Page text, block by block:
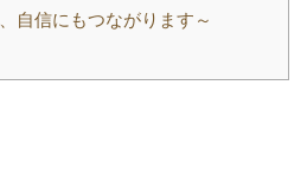
自信にもつながります～